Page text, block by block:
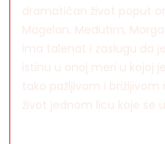
dramatičan život poput
Magelan. Međutim,
ima talenat i zaslugu da
istinu u onoj meri u kojoj
tako pažljivom i
život jednom licu koje se